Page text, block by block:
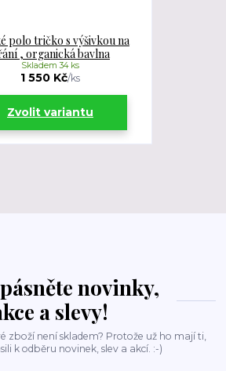
polo tričko s výšivkou na
, organická bavlna
1 550 Kč/ks
Skladem 34 ks
Zvolit variantu
novinky,
a slevy!
zboží není skladem? Protože už ho mají ti,
k odběru novinek, slev a akcí. :-)